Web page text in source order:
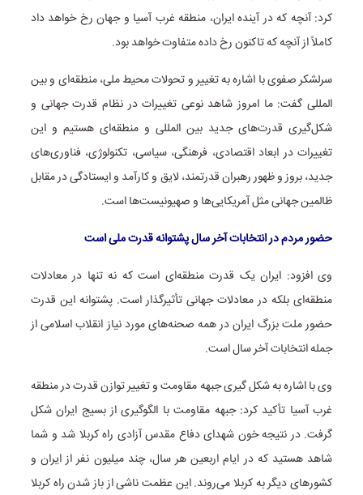
کرد: آنچه که در آینده ایران، منطقه غرب آسیا و جهان رخ خواهد داد
کاملاً از آنچه که تاکنون رخ داده متفاوت خواهد بود.
سرلشکر صفوی با اشاره به تغییر و تحولات محیط ملی، منطقه‌ای و بین
المللی گفت: ما امروز شاهد نوعی تغییرات در نظام قدرت جهانی و
شکل‌گیری قدرت‌های جدید بین المللی و منطقه‌ای هستیم و این
تغییرات در ابعاد اقتصادی، فرهنگی، سیاسی، تکنولوژی، فناوری‌های
جدید، بروز و ظهور رهبران قدرتمند، لایق و کارآمد و ایستادگی در مقابل
ظالمین جهانی مثل آمریکایی‌ها و صهیونیست‌ها است.
حضور مردم در انتخابات آخر سال پشتوانه قدرت ملی است
وی افزود: ایران یک قدرت منطقه‌ای است که نه تنها در معادلات
منطقه‌ای بلکه در معادلات جهانی تأثیرگذار است. پشتوانه این قدرت
حضور ملت بزرگ ایران در همه صحنه‌های مورد نیاز انقلاب اسلامی از
جمله انتخابات آخر سال است.
وی با اشاره به شکل گیری جبهه مقاومت و تغییر توازن قدرت در منطقه
غرب آسیا تأکید کرد: جبهه مقاومت با الگوگیری از بسیج ایران شکل
گرفت. در نتیجه خون شهدای دفاع مقدس آزادی راه کربلا شد و شما
شاهد هستید که در ایام اربعین هر سال، چند میلیون نفر از ایران و
کشورهای دیگر به کربلا می‌روند. این عظمت ناشی از باز شدن راه کربلا